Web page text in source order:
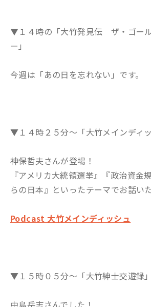
▼１４時の「大竹発見伝 ザ・ゴー
ー」
今週は「あの日を忘れない」です。
▼１４時２５分～「大竹メインディッ
神保哲夫さんが登場！
『アメリカ大統領選挙』『政治資金
らの日本』といったテーマでお話い
Podcast 大竹メインディッシュ
▼１５時０５分～「大竹紳士交遊録」
中島岳志さんでした！